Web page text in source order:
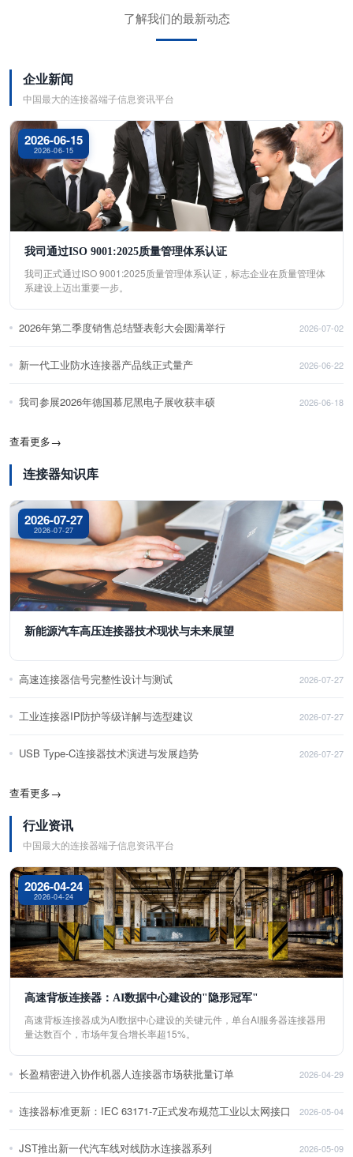
了解我们的最新动态
企业新闻
中国最大的连接器端子信息资讯平台
2026-06-15
2026-06-15
我司通过ISO 9001:2025质量管理体系认证
我司正式通过ISO 9001:2025质量管理体系认证，标志企业在质量管理体
系建设上迈出重要一步。
2026年第二季度销售总结暨表彰大会圆满举行 2026-07-02
新一代工业防水连接器产品线正式量产 2026-06-22
我司参展2026年德国慕尼黑电子展收获丰硕 2026-06-18
查看更多→
连接器知识库
2026-07-27
2026-07-27
新能源汽车高压连接器技术现状与未来展望
高速连接器信号完整性设计与测试 2026-07-27
工业连接器IP防护等级详解与选型建议 2026-07-27
USB Type-C连接器技术演进与发展趋势 2026-07-27
查看更多→
行业资讯
中国最大的连接器端子信息资讯平台
2026-04-24
2026-04-24
高速背板连接器：AI数据中心建设的"隐形冠军"
高速背板连接器成为AI数据中心建设的关键元件，单台AI服务器连接器用
量达数百个，市场年复合增长率超15%。
长盈精密进入协作机器人连接器市场获批量订单 2026-04-29
连接器标准更新：IEC 63171-7正式发布规范工业以太网接口 2026-05-04
JST推出新一代汽车线对线防水连接器系列 2026-05-09